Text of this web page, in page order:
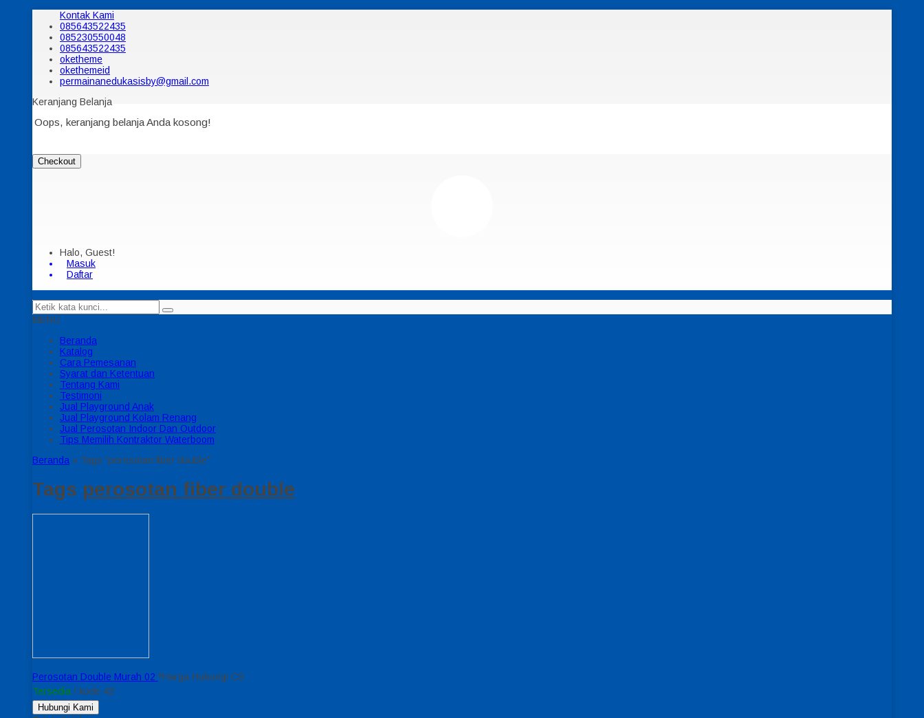
Kontak Kami
085643522435
085230550048
085643522435
oketheme
okethemeid
permainanedukasisby@gmail.com
Keranjang Belanja
Oops, keranjang belanja Anda kosong!
Checkout
Halo, Guest!
Masuk
Daftar
MENU
Beranda
Katalog
Cara Pemesanan
Syarat dan Ketentuan
Tentang Kami
Testimoni
Jual Playground Anak
Jual Playground Kolam Renang
Jual Perosotan Indoor Dan Outdoor
Tips Memilih Kontraktor Waterboom
Beranda » Tags "perosotan fiber double"
Tags perosotan fiber double
Perosotan Double Murah 02 *Harga Hubungi CS
Tersedia / kode 43
Hubungi Kami